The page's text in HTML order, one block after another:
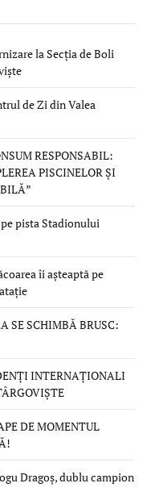
la Secția de Boli
de Zi din Valea
RESPONSABIL:
PISCINELOR ȘI
pista Stadionului
îi așteaptă pe
SE SCHIMBĂ BRUSC:
INTERNAȚIONALI
DE MOMENTUL
Dragoș, dublu campion